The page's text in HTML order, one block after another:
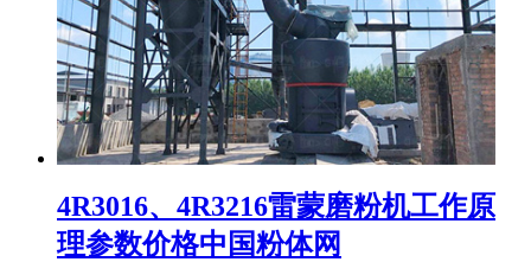
4R3016、4R3216雷蒙磨粉机工作原
理参数价格中国粉体网